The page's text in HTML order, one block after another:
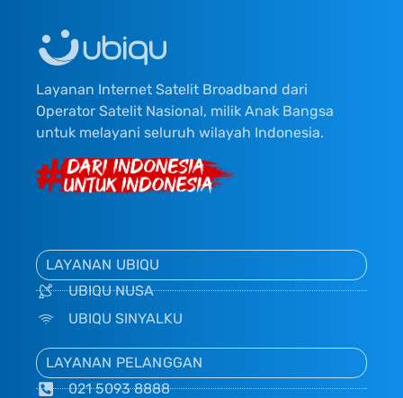
Layanan Internet Satelit Broadband dari
Operator Satelit Nasional, milik Anak Bangsa
untuk melayani seluruh wilayah Indonesia.
LAYANAN UBIQU
UBIQU NUSA
UBIQU SINYALKU
LAYANAN PELANGGAN
021 5093 8888